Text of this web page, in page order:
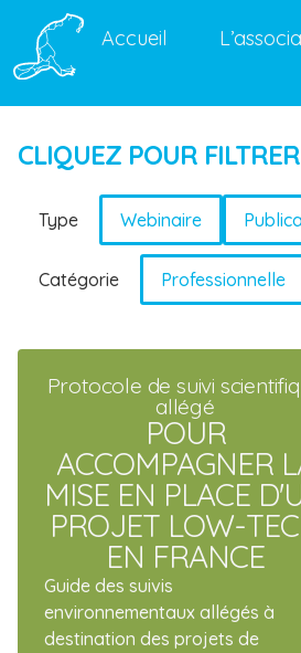
Accueil
CLIQUEZ POUR
Type Webinaire
Catégorie Professionnelle
Protocole de suivi
allégé
POUR
ACCOMPAGNER
MISE EN PLACE
PROJET LOW-
EN FRANCE
Guide des suivis
environnementaux allégés à
destination des projets de